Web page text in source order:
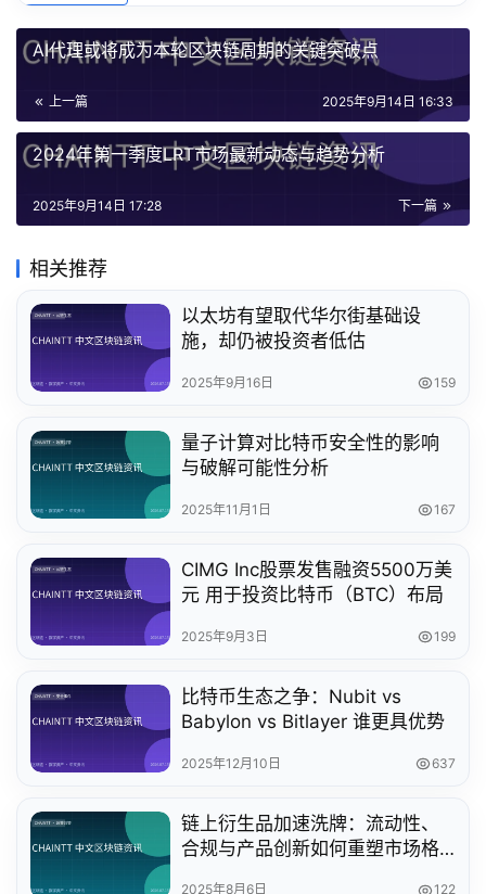
AI代理或将成为本轮区块链周期的关键突破点
上一篇 2025年9月14日 16:33
2024年第一季度LRT市场最新动态与趋势分析
下一篇
2025年9月14日 17:28
相关推荐
以太坊有望取代华尔街基础设
施，却仍被投资者低估
2025年9月16日 159
量子计算对比特币安全性的影响
与破解可能性分析
2025年11月1日 167
CIMG Inc股票发售融资5500万美
元 用于投资比特币（BTC）布局
2025年9月3日 199
比特币生态之争：Nubit vs
Babylon vs Bitlayer 谁更具优势
2025年12月10日 637
链上衍生品加速洗牌：流动性、
合规与产品创新如何重塑市场格
2025年8月6日 122